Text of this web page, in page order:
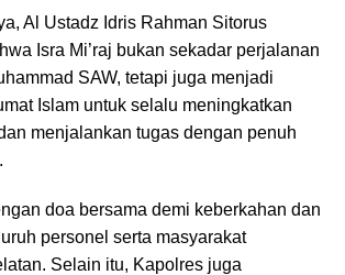
Al Ustadz Idris Rahman Sitorus
Isra Mi’raj bukan sekadar perjalanan
SAW, tetapi juga menjadi
Islam untuk selalu meningkatkan
menjalankan tugas dengan penuh
doa bersama demi keberkahan dan
personel serta masyarakat
Selain itu, Kapolres juga